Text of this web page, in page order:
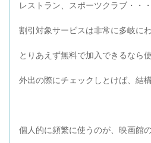
レストラン、スポーツクラブ・・・
割引対象サービスは非常に多岐にわ
とりあえず無料で加入できるなら
外出の際にチェックしとけば、結
個人的に頻繁に使うのが、映画館の